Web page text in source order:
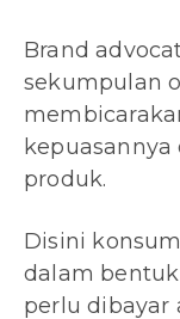
Brand
sekumpulan
produk.
Disini
dalam
perlu dibayar